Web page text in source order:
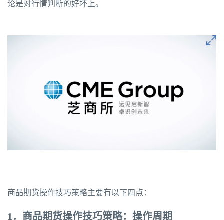
论是对行情判断的好坏上。
商品期货操作技巧策略主要有以下四点：
1．商品期货操作技巧策略：操作周期